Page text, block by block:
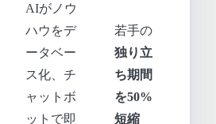
AIがノウ
ハウをデ
ータベー
ス化、チ
ャットボ
ットで即
若手の
独り立
ち期間
を50%
短縮